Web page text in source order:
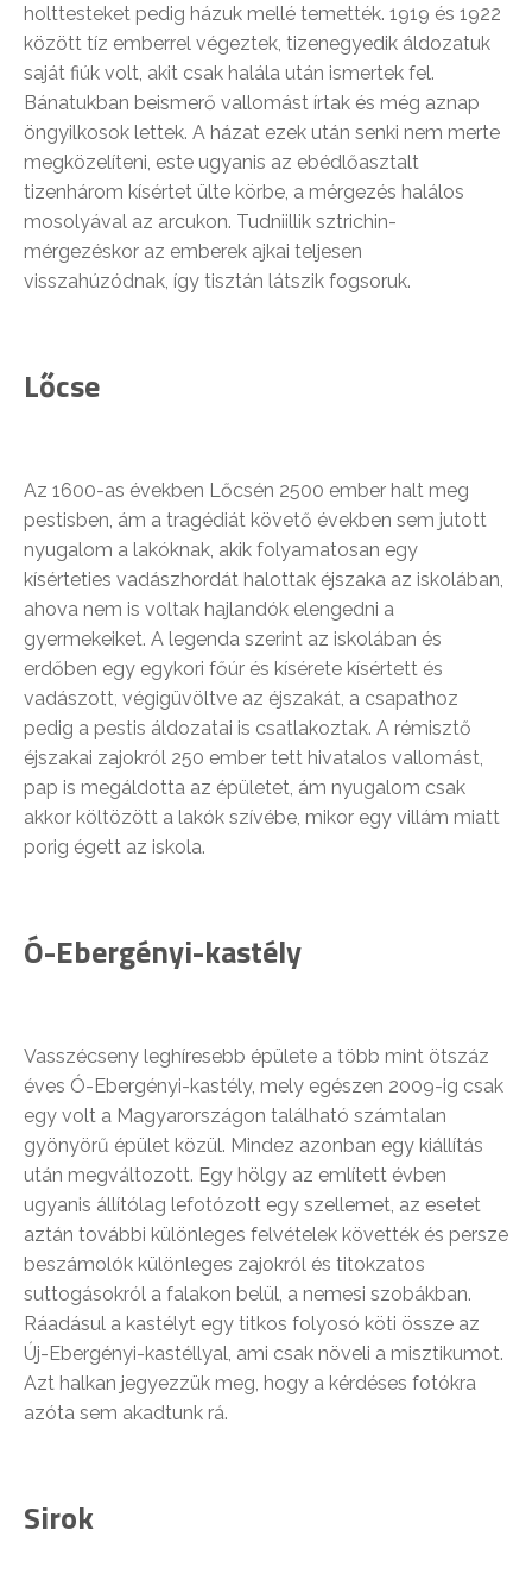
holttesteket pedig házuk mellé temették. 1919 és 1922
között tíz emberrel végeztek, tizenegyedik áldozatuk
saját fiúk volt, akit csak halála után ismertek fel.
Bánatukban beismerő vallomást írtak és még aznap
öngyilkosok lettek. A házat ezek után senki nem merte
megközelíteni, este ugyanis az ebédlőasztalt
tizenhárom kísértet ülte körbe, a mérgezés halálos
mosolyával az arcukon. Tudniillik sztrichin-
mérgezéskor az emberek ajkai teljesen
visszahúzódnak, így tisztán látszik fogsoruk.
Lőcse
Az 1600-as években Lőcsén 2500 ember halt meg
pestisben, ám a tragédiát követő években sem jutott
nyugalom a lakóknak, akik folyamatosan egy
kísérteties vadászhordát halottak éjszaka az iskolában,
ahova nem is voltak hajlandók elengedni a
gyermekeiket. A legenda szerint az iskolában és
erdőben egy egykori főúr és kísérete kísértett és
vadászott, végigüvöltve az éjszakát, a csapathoz
pedig a pestis áldozatai is csatlakoztak. A rémisztő
éjszakai zajokról 250 ember tett hivatalos vallomást,
pap is megáldotta az épületet, ám nyugalom csak
akkor költözött a lakók szívébe, mikor egy villám miatt
porig égett az iskola.
Ó-Ebergényi-kastély
Vasszécseny leghíresebb épülete a több mint ötszáz
éves Ó-Ebergényi-kastély, mely egészen 2009-ig csak
egy volt a Magyarországon található számtalan
gyönyörű épület közül. Mindez azonban egy kiállítás
után megváltozott. Egy hölgy az említett évben
ugyanis állítólag lefotózott egy szellemet, az esetet
aztán további különleges felvételek követték és persze
beszámolók különleges zajokról és titokzatos
suttogásokról a falakon belül, a nemesi szobákban.
Ráadásul a kastélyt egy titkos folyosó köti össze az
Új-Ebergényi-kastéllyal, ami csak növeli a misztikumot.
Azt halkan jegyezzük meg, hogy a kérdéses fotókra
azóta sem akadtunk rá.
Sirok